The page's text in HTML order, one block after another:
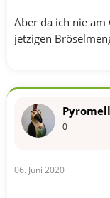
Aber da ich nie
jetzigen
0
06. Juni 2020